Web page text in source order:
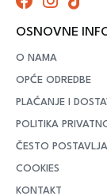
OSNOVNE
O NAMA
OPĆE ODREDBE
PLAĆANJE I
POLITIKA
ČESTO
COOKIES
KONTAKT